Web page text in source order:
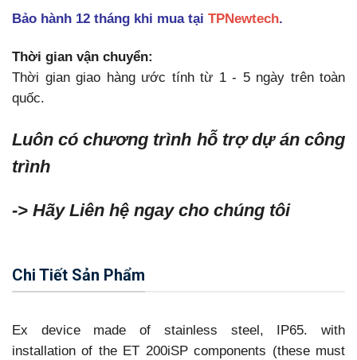
Bảo hành 12 tháng khi mua tại TPNewtech.
Thời gian vận chuyển:
Thời gian giao hàng ước tính từ 1 - 5 ngày trên toàn
quốc.
Luôn có chương trình hỗ trợ dự án công
trình
-> Hãy Liên hệ ngay cho chúng tôi
Chi Tiết Sản Phẩm
Ex device made of stainless steel, IP65. with
installation of the ET 200iSP components (these must